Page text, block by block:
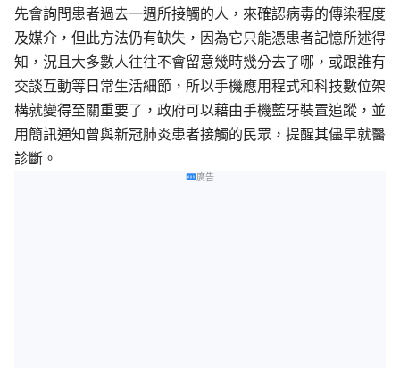
先會詢問患者過去一週所接觸的人，來確認病毒的傳染程度
及媒介，但此方法仍有缺失，因為它只能憑患者記憶所述得
知，況且大多數人往往不會留意幾時幾分去了哪，或跟誰有
交談互動等日常生活細節，所以手機應用程式和科技數位架
構就變得至關重要了，政府可以藉由手機藍牙裝置追蹤，並
用簡訊通知曾與新冠肺炎患者接觸的民眾，提醒其儘早就醫
診斷。
廣告